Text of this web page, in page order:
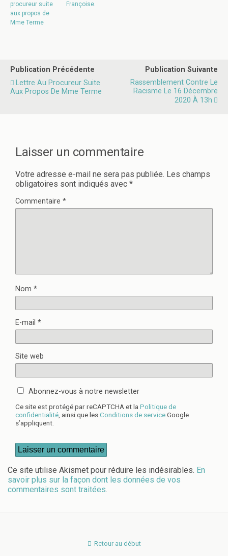
procureur suite
aux propos de
Mme Terme
Françoise.
Publication Précédente
Lettre Au Procureur Suite
Aux Propos De Mme Terme
Publication Suivante
Rassemblement Contre Le
Racisme Le 16 Décembre
2020 À 13h
Laisser un commentaire
Votre adresse e-mail ne sera pas publiée. Les champs
obligatoires sont indiqués avec *
Commentaire *
Nom *
E-mail *
Site web
Abonnez-vous à notre newsletter
Ce site est protégé par reCAPTCHA et laPolitique de
confidentialité, ainsi que lesConditions de serviceGoogle
s’appliquent.
Ce site utilise Akismet pour réduire les indésirables. En
savoir plus sur la façon dont les données de vos
commentaires sont traitées.
Retour au début